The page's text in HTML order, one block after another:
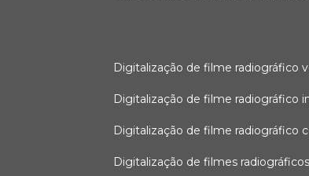
digitalização de filme radiográfico
digitalização de filme radiográfico
digitalização de filme radiográfico
digitalização de filmes